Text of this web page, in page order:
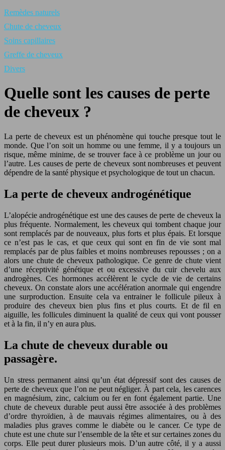
Remèdes naturels
Chute de cheveux
Soins capillaires
Greffe de cheveux
Divers
Quelle sont les causes de perte
de cheveux ?
La perte de cheveux est un phénomène qui touche presque tout le
monde. Que l’on soit un homme ou une femme, il y a toujours un
risque, même minime, de se trouver face à ce problème un jour ou
l’autre. Les causes de perte de cheveux sont nombreuses et peuvent
dépendre de la santé physique et psychologique de tout un chacun.
La perte de cheveux androgénétique
L’alopécie androgénétique est une des causes de perte de cheveux la
plus fréquente. Normalement, les cheveux qui tombent chaque jour
sont remplacés par de nouveaux, plus forts et plus épais. Et lorsque
ce n’est pas le cas, et que ceux qui sont en fin de vie sont mal
remplacés par de plus faibles et moins nombreuses repousses ; on a
alors une chute de cheveux pathologique. Ce genre de chute vient
d’une réceptivité génétique et ou excessive du cuir chevelu aux
androgènes. Ces hormones accélèrent le cycle de vie de certains
cheveux. On constate alors une accélération anormale qui engendre
une surproduction. Ensuite cela va entrainer le follicule pileux à
produire des cheveux bien plus fins et plus courts. Et de fil en
aiguille, les follicules diminuent la qualité de ceux qui vont pousser
et à la fin, il n’y en aura plus.
La chute de cheveux durable ou
passagère.
Un stress permanent ainsi qu’un état dépressif sont des causes de
perte de cheveux que l’on ne peut négliger. À part cela, les carences
en magnésium, zinc, calcium ou fer en font également partie. Une
chute de cheveux durable peut aussi être associée à des problèmes
d’ordre thyroïdien, à de mauvais régimes alimentaires, ou à des
maladies plus graves comme le diabète ou le cancer. Ce type de
chute est une chute sur l’ensemble de la tête et sur certaines zones du
corps. Elle peut durer plusieurs mois. D’un autre côté, il y a aussi